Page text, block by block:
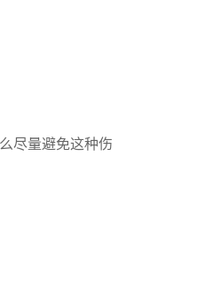
尽量避免这种伤